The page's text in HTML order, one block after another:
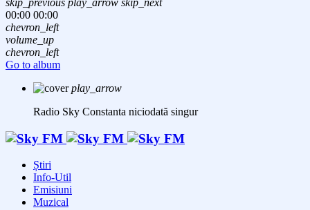
skip_previous play_arrow skip_next
00:00 00:00
chevron_left
volume_up
chevron_left
Go to album
play_arrow
Radio Sky Constanta niciodată singur
Știri
Info-Util
Emisiuni
Muzical